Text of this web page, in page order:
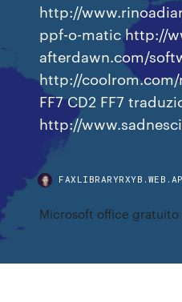
http://
ppf-o-matic http://
afterdawn.com/
http://
FF7 CD2 FF7
http://
Microsoft office